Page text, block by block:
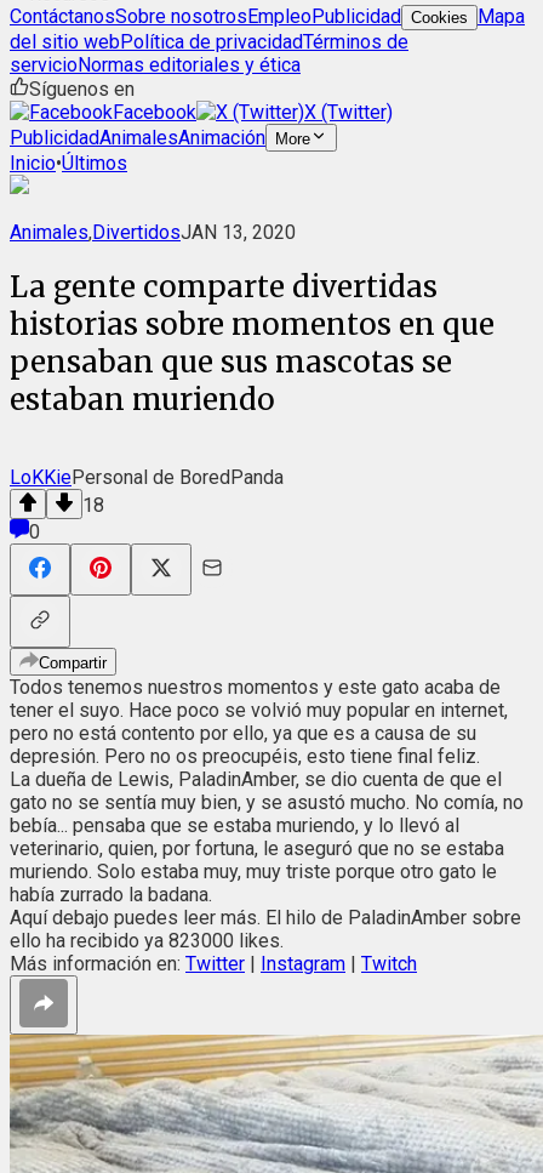
ContáctanosSobre nosotrosEmpleoPublicidad Cookies
Mapa
del sitio webPolítica de privacidadTérminos de
servicioNormas editoriales y ética
Síguenos en
Facebook
X (Twitter)
PublicidadAnimalesAnimación More
Inicio•Últimos
Animales,DivertidosJAN 13, 2020
La gente comparte divertidas
historias sobre momentos en que
pensaban que sus mascotas se
estaban muriendo
LoKKiePersonal de BoredPanda
18
0
Compartir
Todos tenemos nuestros momentos y este gato acaba de
tener el suyo. Hace poco se volvió muy popular en internet,
pero no está contento por ello, ya que es a causa de su
depresión. Pero no os preocupéis, esto tiene final feliz.
La dueña de Lewis, PaladinAmber, se dio cuenta de que el
gato no se sentía muy bien, y se asustó mucho. No comía, no
bebía... pensaba que se estaba muriendo, y lo llevó al
veterinario, quien, por fortuna, le aseguró que no se estaba
muriendo. Solo estaba muy, muy triste porque otro gato le
había zurrado la badana.
Aquí debajo puedes leer más. El hilo de PaladinAmber sobre
ello ha recibido ya 823000 likes.
Más información en: Twitter | Instagram | Twitch